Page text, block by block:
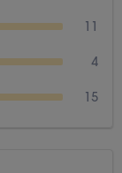
11
4
15